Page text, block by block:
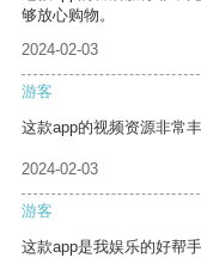
够放心购物。
2024-02-03
游客
这款app的视频资源非常
2024-02-03
游客
这款app是我娱乐的好帮